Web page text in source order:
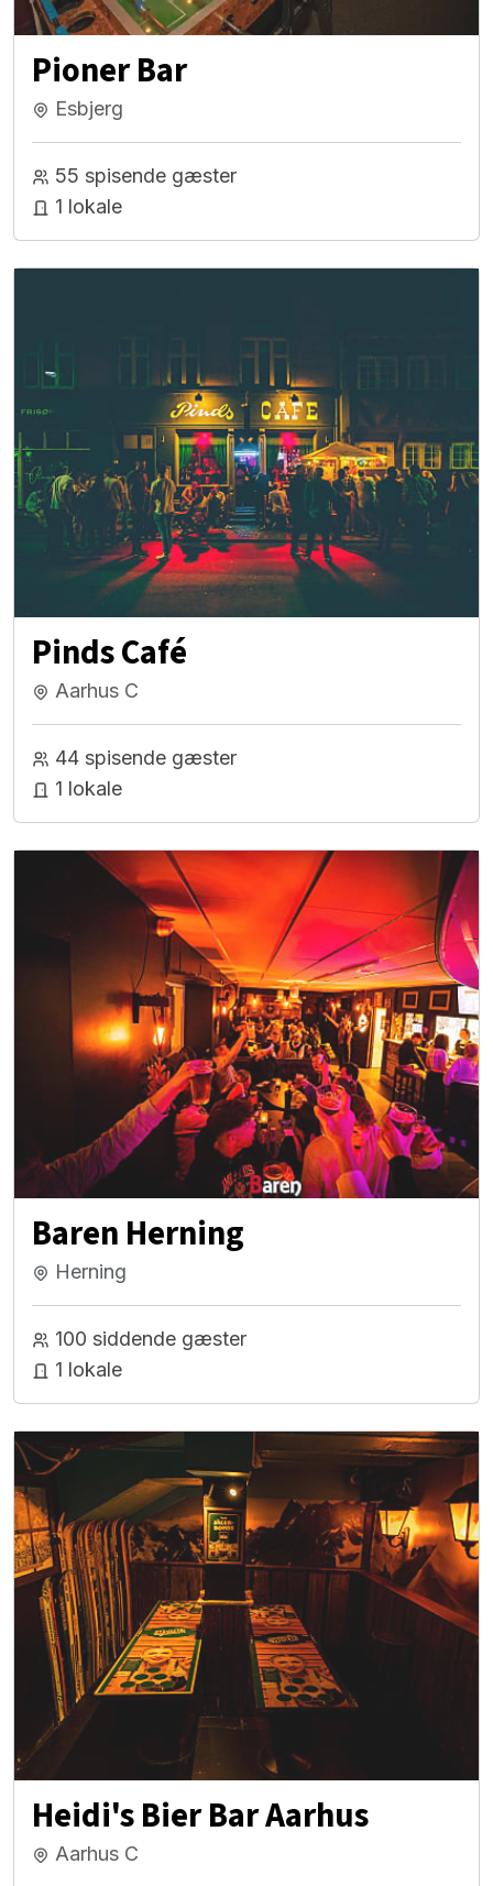
Pioner Bar
Esbjerg
55 spisende gæster
1 lokale
Pinds Café
Aarhus C
44 spisende gæster
1 lokale
Baren Herning
Herning
100 siddende gæster
1 lokale
Heidi's Bier Bar Aarhus
Aarhus C